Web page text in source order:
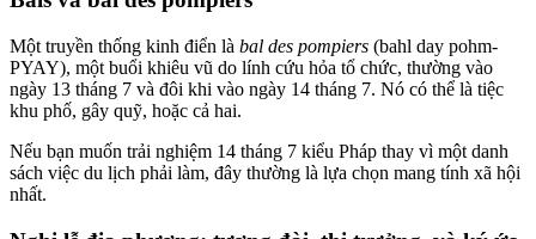
Một truyền thống kinh điển là bal des pompiers (bahl day pohm-
PYAY), một buổi khiêu vũ do lính cứu hỏa tổ chức, thường vào
ngày 13 tháng 7 và đôi khi vào ngày 14 tháng 7. Nó có thể là tiệc
khu phố, gây quỹ, hoặc cả hai.
Nếu bạn muốn trải nghiệm 14 tháng 7 kiểu Pháp thay vì một danh
sách việc du lịch phải làm, đây thường là lựa chọn mang tính xã hội
nhất.